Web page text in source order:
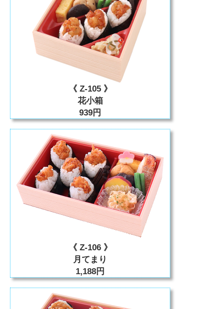
《 Z-105 》
花小箱
939円
《 Z-106 》
月てまり
1,188円